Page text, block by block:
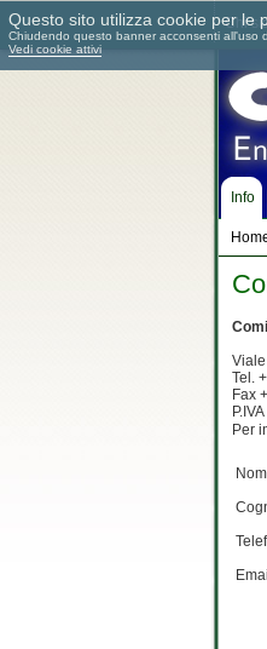
Chi
Info
Tel.
Fax
Per
Questo sito utilizza cookie per le
Chiudendo questo banner acconsenti all'uso
Vedi cookie attivi